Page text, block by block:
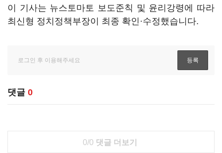
이 기사는 뉴스토마토 보도준칙 및 윤리강령에 따라
최신형 정치정책부장이 최종 확인·수정했습니다.
댓글 0
0/0 댓글 더보기